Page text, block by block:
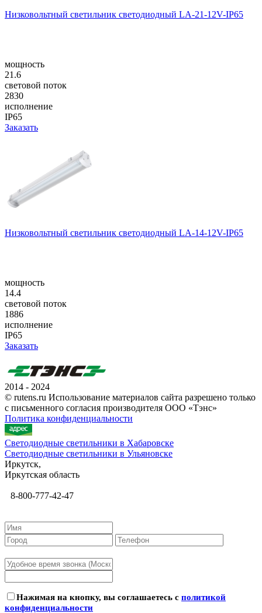
Низковольтный светильник светодиодный LA-21-12V-IP65
мощность
21.6
световой поток
2830
исполнение
IP65
Заказать
Низковольтный светильник светодиодный LA-14-12V-IP65
мощность
14.4
световой поток
1886
исполнение
IP65
Заказать
2014 - 2024
© rutens.ru Использование материалов сайта разрешено только
с письменного согласия производителя ООО «Тэнс»
Политика конфиденциальности
Светодиодные светильники в Хабаровске
Светодиодные светильники в Ульяновске
Иркутск,
Иркутская область
8-800-777-42-47
Нажимая на кнопку, вы соглашаетесь с политикой
конфиденциальности